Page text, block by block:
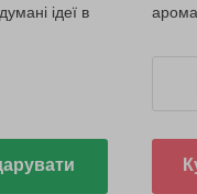
ідеї в